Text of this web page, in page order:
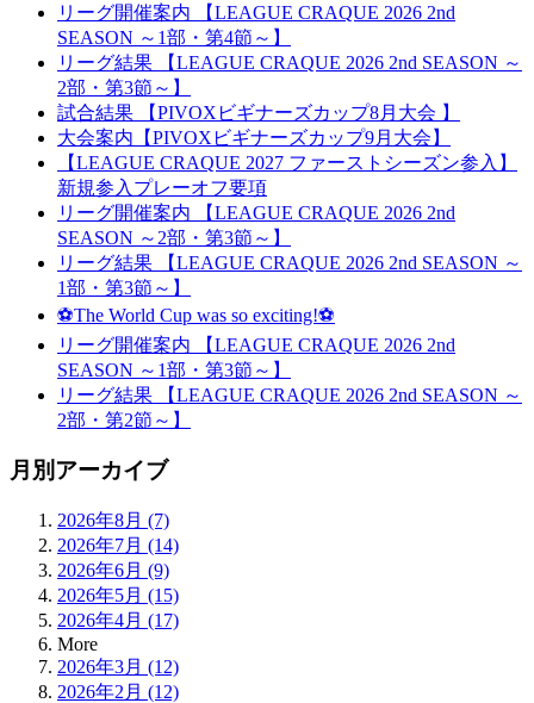
リーグ開催案内 【LEAGUE CRAQUE 2026 2nd
SEASON ～1部・第4節～】
リーグ結果 【LEAGUE CRAQUE 2026 2nd SEASON ～
2部・第3節～】
試合結果 【PIVOXビギナーズカップ8月大会 】
大会案内【PIVOXビギナーズカップ9月大会】
【LEAGUE CRAQUE 2027 ファーストシーズン参入】
新規参入プレーオフ要項
リーグ開催案内 【LEAGUE CRAQUE 2026 2nd
SEASON ～2部・第3節～】
リーグ結果 【LEAGUE CRAQUE 2026 2nd SEASON ～
1部・第3節～】
⚽The World Cup was so exciting!⚽
リーグ開催案内 【LEAGUE CRAQUE 2026 2nd
SEASON ～1部・第3節～】
リーグ結果 【LEAGUE CRAQUE 2026 2nd SEASON ～
2部・第2節～】
月別アーカイブ
2026年8月 (7)
2026年7月 (14)
2026年6月 (9)
2026年5月 (15)
2026年4月 (17)
More
2026年3月 (12)
2026年2月 (12)